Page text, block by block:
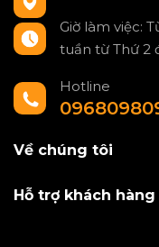
Giờ làm việc:
tuần từ Thứ 2
Hotline
Về chúng tôi
Hỗ trợ khách hàng